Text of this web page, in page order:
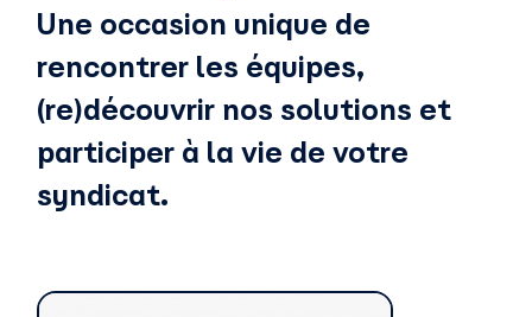
Une occasion unique de
rencontrer les équipes,
(re)découvrir nos solutions et
participer à la vie de votre
syndicat.